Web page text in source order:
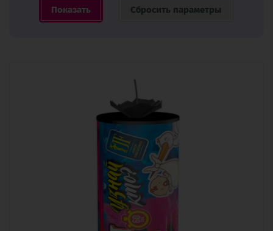
Сбросить параметры